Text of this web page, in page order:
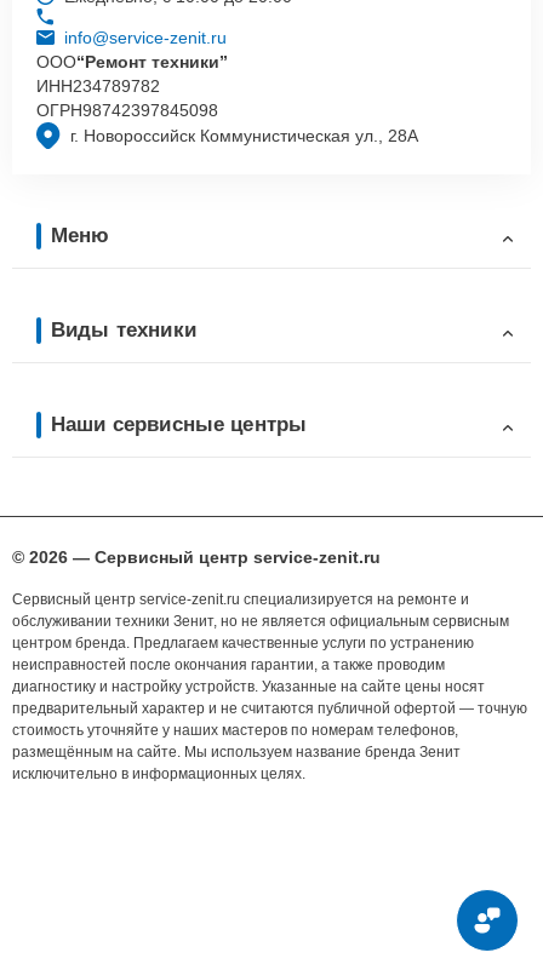
г. Новороссийск Коммунистическая ул., 28А
info@service-zenit.ru
ООО“Ремонт техники”
ИНН234789782
ОГРН98742397845098
Меню
Виды техники
Наши сервисные центры
© 2026 — Сервисный центр service-zenit.ru
Сервисный центр service-zenit.ru специализируется на ремонте и
обслуживании техники Зенит, но не является официальным сервисным
центром бренда. Предлагаем качественные услуги по устранению
неисправностей после окончания гарантии, а также проводим
диагностику и настройку устройств. Указанные на сайте цены носят
предварительный характер и не считаются публичной офертой — точную
стоимость уточняйте у наших мастеров по номерам телефонов,
размещённым на сайте. Мы используем название бренда Зенит
исключительно в информационных целях.